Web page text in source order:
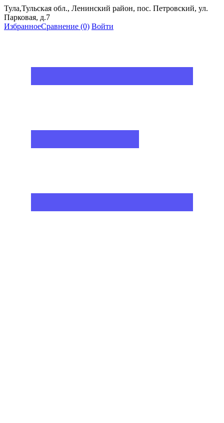
Тула,Тульская обл., Ленинский район, пос. Петровский, ул.
Парковая, д.7
ИзбранноеСравнение (0) Войти